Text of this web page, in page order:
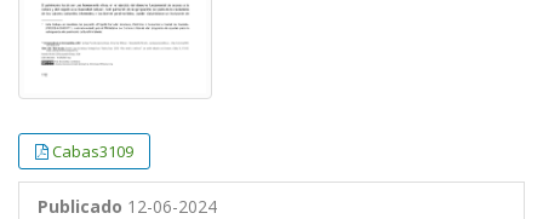
Cabas3109
Publicado 12-06-2024